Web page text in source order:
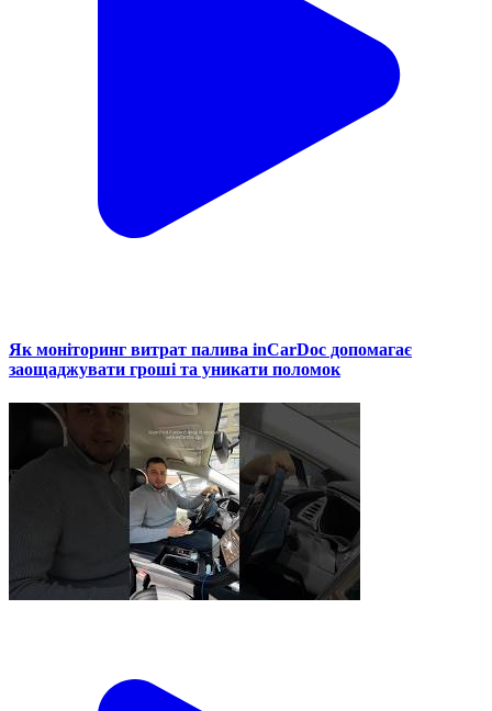
Як моніторинг витрат палива inCarDoc допомагає
заощаджувати гроші та уникати поломок